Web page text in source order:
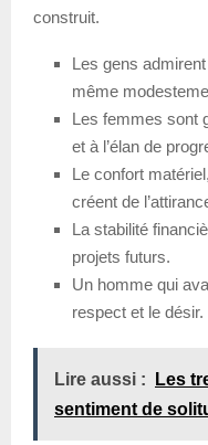
construit.
Les gens
même
Les femmes sont
et à l’élan de
Le confort
créent de
La stabilité
projets futurs.
Un homme qui
respect et le désir.
Lire aussi :
Les
sentiment de